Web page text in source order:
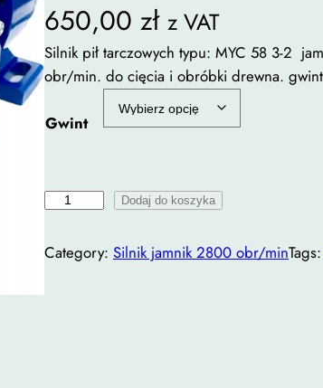
650,00 zł z VAT
Silnik pił tarczowych typu: MYC 58 3-2
obr/min. do cięcia i obróbki drewna.
Gwint
o
ć
Dodaj do koszyka
Category: Silnik jamnik 2800 obr/minTags: